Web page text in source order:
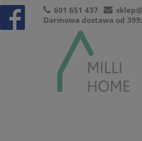
601 651 437
Darmowa dostawa od